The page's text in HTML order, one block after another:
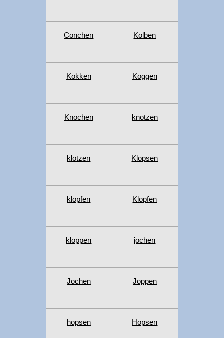
Conchen Kolben
Kokken Koggen
Knochen knotzen
klotzen Klopsen
klopfen Klopfen
kloppen jochen
Jochen Joppen
hopsen Hopsen